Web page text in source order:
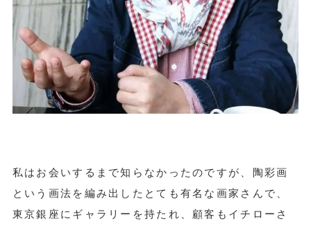
私はお会いするまで知らなかったのですが、陶彩画
という画法を編み出したとても有名な画家さんで、
東京銀座にギャラリーを持たれ、顧客もイチローさ